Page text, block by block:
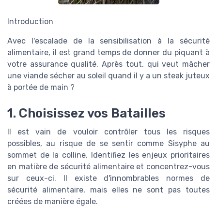
Introduction
Avec l'escalade de la sensibilisation à la sécurité
alimentaire, il est grand temps de donner du piquant à
votre assurance qualité. Après tout, qui veut mâcher
une viande sécher au soleil quand il y a un steak juteux
à portée de main ?
1. Choisissez vos Batailles
Il est vain de vouloir contrôler tous les risques
possibles, au risque de se sentir comme Sisyphe au
sommet de la colline. Identifiez les enjeux prioritaires
en matière de sécurité alimentaire et concentrez-vous
sur ceux-ci. Il existe d'innombrables normes de
sécurité alimentaire, mais elles ne sont pas toutes
créées de manière égale.